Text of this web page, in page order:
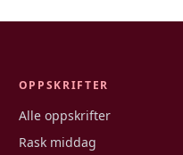
OPPSKRIFTER
Alle oppskrifter
Rask middag